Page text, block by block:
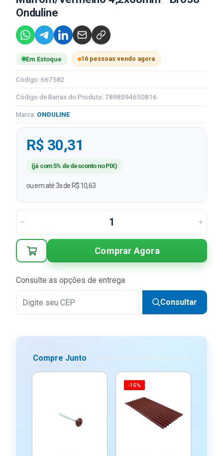
Onduline
Em Estoque 16 pessoas vendo agora
Código: 667582
Código de Barras do Produto: 7898594650816
Marca: ONDULINE
R$ 30,31
(já com 5% de desconto no PIX)
ou em até 3x de R$ 10,63
Comprar Agora
Consulte as opções de entrega
Consultar
Compre Junto
-15%